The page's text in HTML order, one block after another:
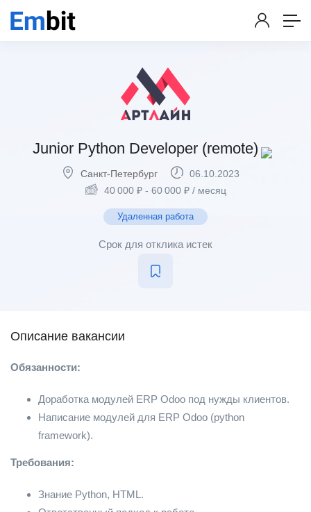
Junior Python Developer (remote)
Санкт-Петербург
06.10.2023
40 000 ₽- 60 000 ₽/ месяц
Удаленная работа
Срок для отклика истек
Описание вакансии
Обязанности:
Доработка модулей ERP Odoo под нужды клиентов.
Написание модулей для ERP Odoo (python
framework).
Требования:
Знание Python, HTML.